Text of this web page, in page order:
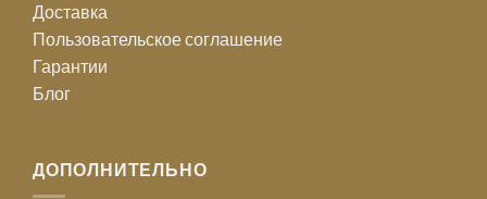
Доставка
Пользовательское соглашение
Гарантии
Блог
ДОПОЛНИТЕЛЬНО